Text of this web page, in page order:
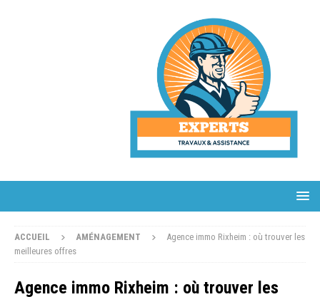
ACCUEIL AMÉNAGEMENT
Agence immo Rixheim : où trouver les
meilleures offres
Agence immo Rixheim : où trouver les